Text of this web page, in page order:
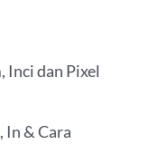
Inci dan Pixel
In & Cara